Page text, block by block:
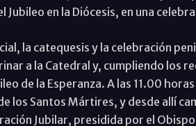
en la Diócesis, en una
la catequesis y la celebración
a la Catedral y, cumpliendo los
de la Esperanza. A las 11.00
los Santos Mártires, y desde allí
Jubilar, presidida por el